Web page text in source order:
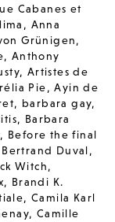
Cabanes et
, Anna
Grünigen,
, Anthony
, Artistes de
Pie,Ayin de
, barbara gay,
, Barbara
, Before the final
Bertrand Duval,
Witch,
, Brandi K.
,Camila Karl
, Camille